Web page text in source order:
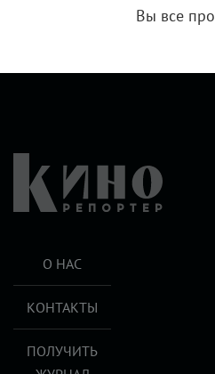
Вы все
О НАС
КОНТАКТЫ
ПОЛУЧИТЬ